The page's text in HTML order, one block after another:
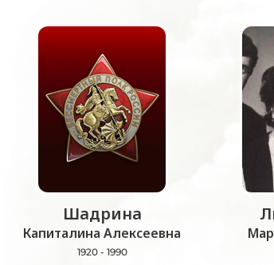
Шадрина
Капиталина Алексеевна
1920 - 1990